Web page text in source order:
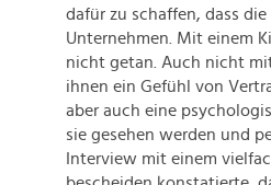
dafür zu schaffen, dass
Unternehmen. Mit einem
nicht getan. Auch nicht
ihnen ein Gefühl von
aber auch eine
sie gesehen werden und
Interview mit einem